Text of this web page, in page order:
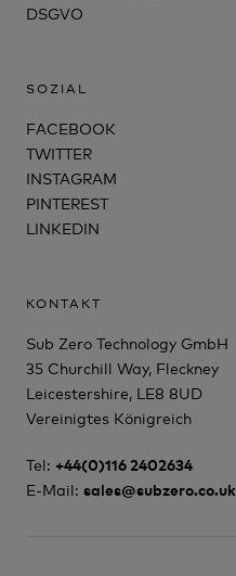
DSGVO
SOZIAL
FACEBOOK
TWITTER
INSTAGRAM
PINTEREST
LINKEDIN
KONTAKT
Sub Zero Technology GmbH
35 Churchill Way, Fleckney
Leicestershire, LE8 8UD
Vereinigtes Königreich
Tel: +44(0)116 2402634
E-Mail: sales@subzero.co.uk